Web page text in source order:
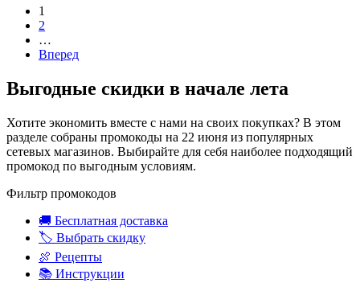
1
2
…
Вперед
Выгодные скидки в начале лета
Хотите экономить вместе с нами на своих покупках? В этом
разделе собраны промокоды на 22 июня из популярных
сетевых магазинов. Выбирайте для себя наиболее подходящий
промокод по выгодным условиям.
Фильтр промокодов
🚚 Бесплатная доставка
🏷️ Выбрать скидку
🍖 Рецепты
📚 Инструкции